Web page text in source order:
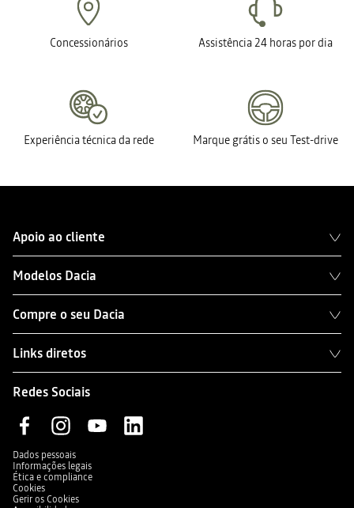
Concessionários Assistência 24 horas por dia
Experiência técnica da rede Marque grátis o seu Test-drive
Apoio ao cliente
Modelos Dacia
Compre o seu Dacia
Links diretos
Redes Sociais
Dados pessoais
Informações legais
Ética e compliance
Cookies
Gerir os Cookies